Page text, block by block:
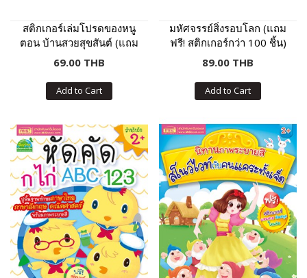
สติกเกอร์เล่มโปรดของหนู
ตอน บ้านสวยสุขสันต์ (แถม
ฟรี! สติกเกอร์กว่า 150 ชิ้น)
69.00 THB
Add to Cart
มหัศจรรย์สิ่งรอบโลก (แถม
ฟรี! สติกเกอร์กว่า 100 ชิ้น)
89.00 THB
Add to Cart